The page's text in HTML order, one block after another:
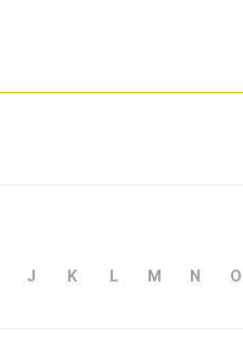
J K L M N O